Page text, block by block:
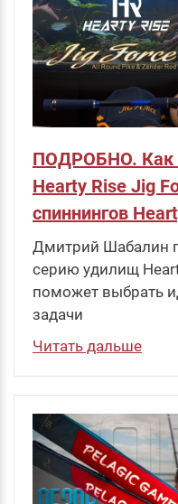
ПОДРОБНО. Как
Hearty Rise Jig
спиннингов
Дмитрий Шабалин
серию удилищ
поможет выбрать
задачи
Читать дальше